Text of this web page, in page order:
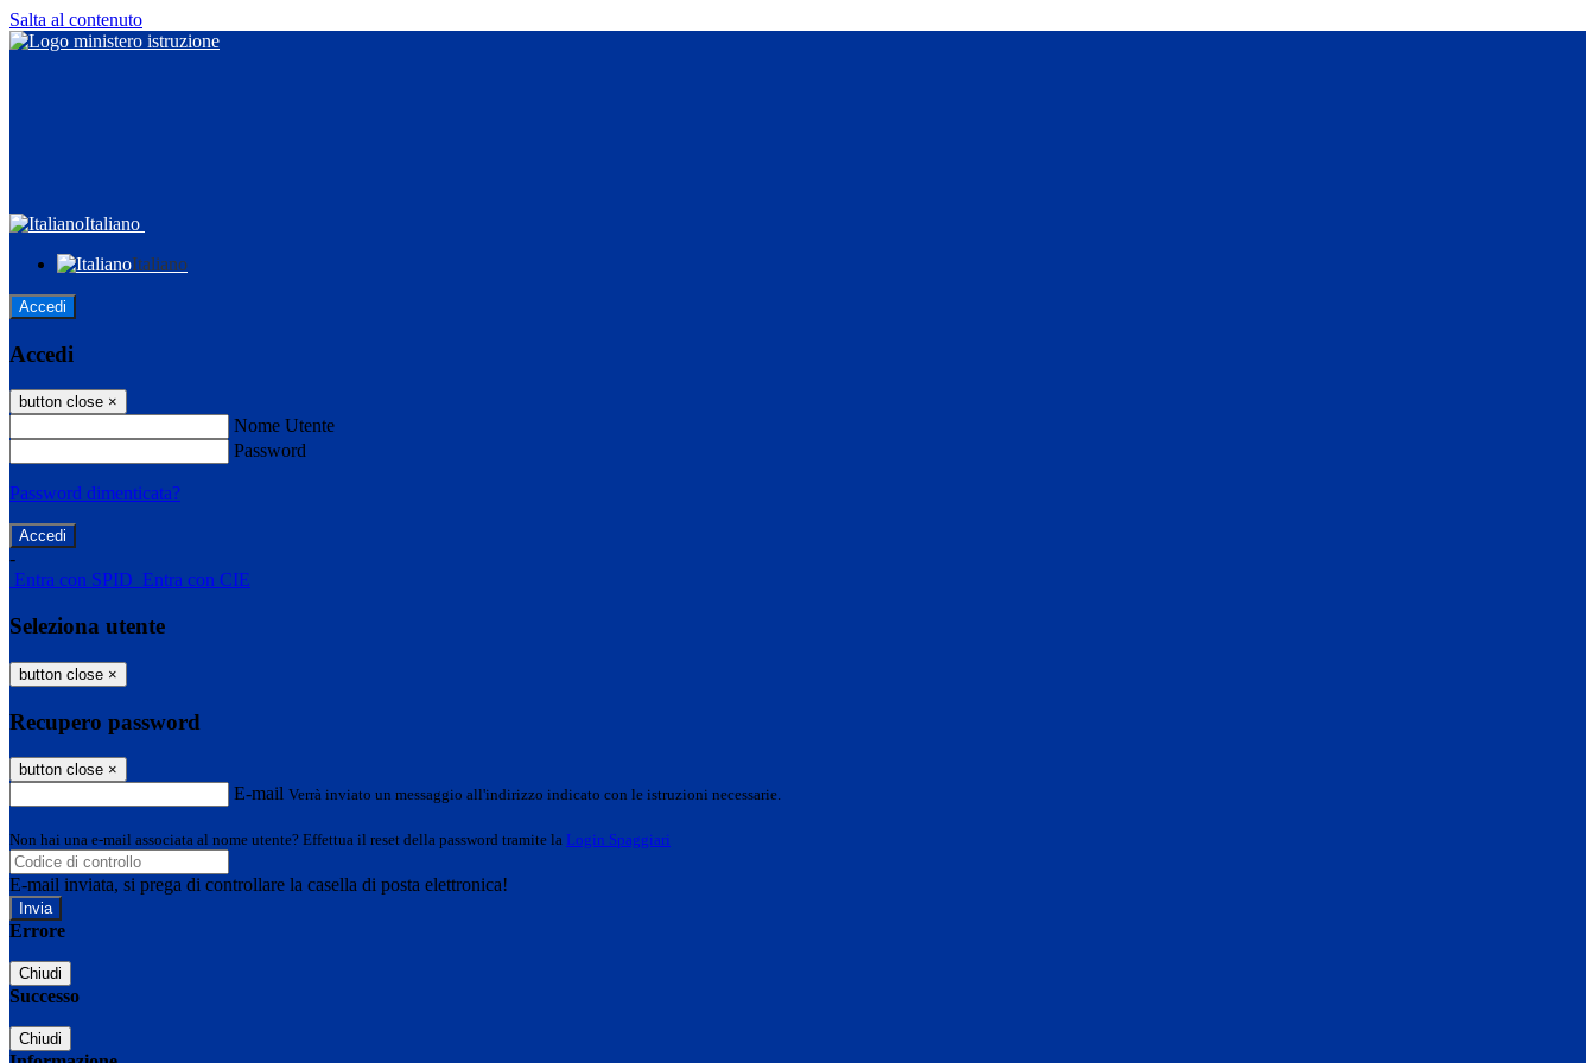
Salta al contenuto
Italiano
Italiano
Accedi
Accedi
button close ×
Nome Utente
Password
Password dimenticata?
-
Entra con SPID Entra con CIE
Seleziona utente
button close ×
Recupero password
button close ×
E-mail Verrà inviato un messaggio all'indirizzo indicato con le istruzioni necessarie.
Non hai una e-mail associata al nome utente? Effettua il reset della password tramite la Login Spaggiari
E-mail inviata, si prega di controllare la casella di posta elettronica!
Errore
Chiudi
Successo
Chiudi